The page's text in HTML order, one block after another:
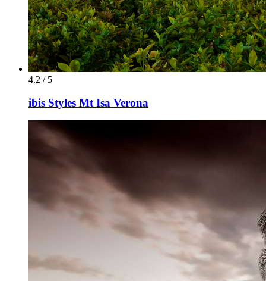
4.2 / 5
ibis Styles Mt Isa Verona